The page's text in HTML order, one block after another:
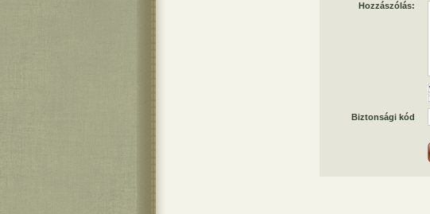
Hozzászólás:
Biztonsági kód